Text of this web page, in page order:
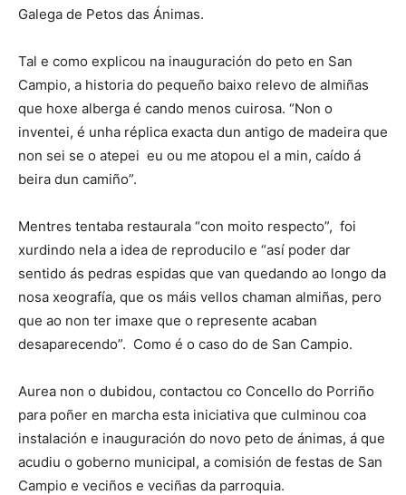
Galega de Petos das Ánimas.
Tal e como explicou na inauguración do peto en San
Campio, a historia do pequeño baixo relevo de almiñas
que hoxe alberga é cando menos cuirosa. “Non o
inventei, é unha réplica exacta dun antigo de madeira que
non sei se o atepei eu ou me atopou el a min, caído á
beira dun camiño”.
Mentres tentaba restaurala “con moito respecto”, foi
xurdindo nela a idea de reproducilo e “así poder dar
sentido ás pedras espidas que van quedando ao longo da
nosa xeografía, que os máis vellos chaman almiñas, pero
que ao non ter imaxe que o represente acaban
desaparecendo”. Como é o caso do de San Campio.
Aurea non o dubidou, contactou co Concello do Porriño
para poñer en marcha esta iniciativa que culminou coa
instalación e inauguración do novo peto de ánimas, á que
acudiu o goberno municipal, a comisión de festas de San
Campio e veciños e veciñas da parroquia.